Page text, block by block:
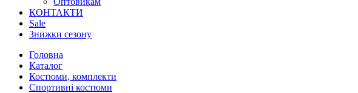
КОНТАКТИ
Sale
Знижки сезону
Головна
Каталог
Костюми, комплекти
Спортивні костюми